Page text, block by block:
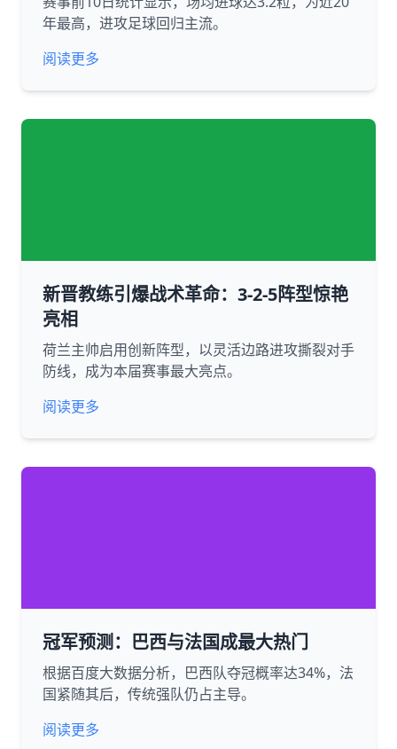
年最高，进攻足球回归主流。
阅读更多
新晋教练引爆战术革命：3-2-5阵型惊艳
亮相
荷兰主帅启用创新阵型，以灵活边路进攻撕裂对手
防线，成为本届赛事最大亮点。
阅读更多
冠军预测：巴西与法国成最大热门
根据百度大数据分析，巴西队夺冠概率达34%，法
国紧随其后，传统强队仍占主导。
阅读更多